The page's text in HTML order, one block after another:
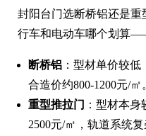
封阳台门选断桥铝还是重
行车和电动车哪个划算
断桥铝 ：型材单价较
合造价约800-1200元/
重型推拉门 ：型材本
2500元/㎡，轨道系统